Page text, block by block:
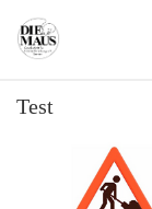
main
Test